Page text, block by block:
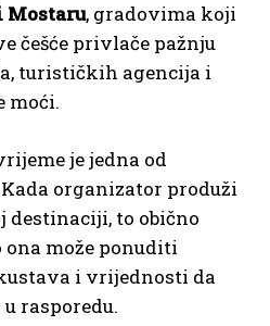
Mostaru, gradovima koji
češće privlače pažnju
turističkih agencija i
moći.
je jedna od
organizator produži
destinaciji, to obično
može ponuditi
i vrijednosti da
rasporedu.